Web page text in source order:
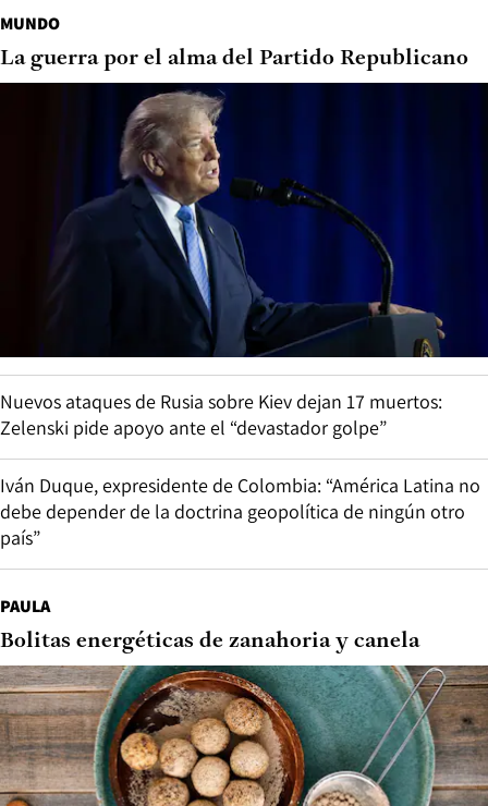
MUNDO
La guerra por el alma del Partido Republicano
Nuevos ataques de Rusia sobre Kiev dejan 17 muertos:
Zelenski pide apoyo ante el “devastador golpe”
Iván Duque, expresidente de Colombia: “América Latina no
debe depender de la doctrina geopolítica de ningún otro
país”
PAULA
Bolitas energéticas de zanahoria y canela